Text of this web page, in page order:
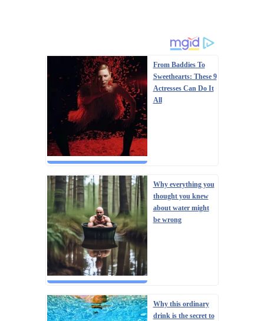
From Baddies To
Sweethearts: These 9
Actresses Can Do It
All
Why everything you
thought you knew
about water might
be wrong
Why this ordinary
drink is the secret to